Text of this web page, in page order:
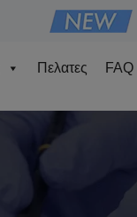
Πελατες FAQ